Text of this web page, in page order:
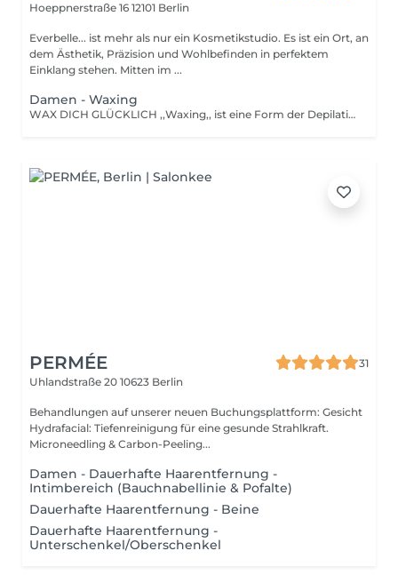
Hoeppnerstraße 16 12101 Berlin
Everbelle... ist mehr als nur ein Kosmetikstudio. Es ist ein Ort, an
dem Ästhetik, Präzision und Wohlbefinden in perfektem
Einklang stehen. Mitten im ...
Damen - Waxing
WAX DICH GLÜCKLICH ,,Waxing,, ist eine Form der Depilation und hält im Vergleich zum Rasieren wesentlich länger an. Mithilfe von warmen Wachs wird das Haar mitsamt der Wurzel aus der Haut entfernt. Um die Behandlung optimal durchzuführen, sollten die Härchen eine Länge von 3-5 mm haben. Damit das Treatment so schmerzfrei wie möglich ist, sollten Ihre Haare nicht länger als 1 cm sein. Das ,,Pink Wax,, ist besonders schonend für empfindliche Haut. Außerdem duftet es sehr angenehm.
PERMÉE
31
Uhlandstraße 20 10623 Berlin
Behandlungen auf unserer neuen Buchungsplattform: Gesicht
Hydrafacial: Tiefenreinigung für eine gesunde Strahlkraft.
Microneedling & Carbon-Peeling...
Damen - Dauerhafte Haarentfernung -
Intimbereich (Bauchnabellinie & Pofalte)
Dauerhafte Haarentfernung - Beine
Dauerhafte Haarentfernung -
Unterschenkel/Oberschenkel